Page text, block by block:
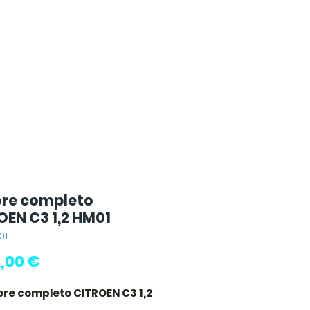
completo
C3 1,2 HM01
€
completo CITROEN C3 1,2